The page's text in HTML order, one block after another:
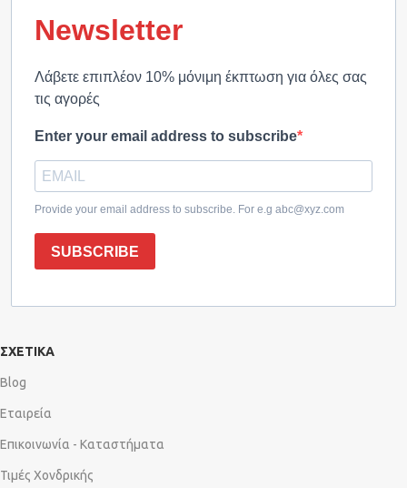
Newsletter
Λάβετε επιπλέον 10% μόνιμη έκπτωση για όλες σας
τις αγορές
Enter your email address to subscribe
Provide your email address to subscribe. For e.g abc@xyz.com
SUBSCRIBE
ΣΧΕΤΙΚΑ
Blog
Εταιρεία
Επικοινωνία - Καταστήματα
Τιμές Χονδρικής